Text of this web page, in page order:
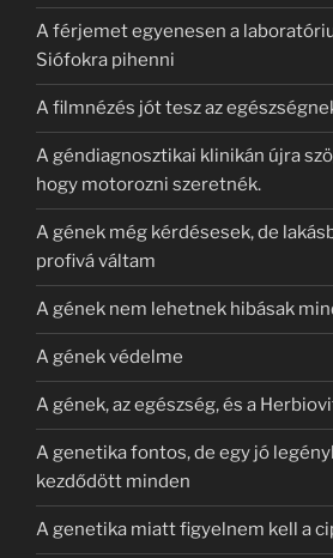
A férjemet egyenesen a
Siófokra pihenni
A filmnézés jót tesz az
A géndiagnosztikai klinikán újra
hogy motorozni szeretnék.
A gének még kérdésesek, de
profivá váltam
A gének nem lehetnek hibásak
A gének védelme
A gének, az egészség, és a
A genetika fontos, de egy jó
kezdődött minden
A genetika miatt figyelnem kell a